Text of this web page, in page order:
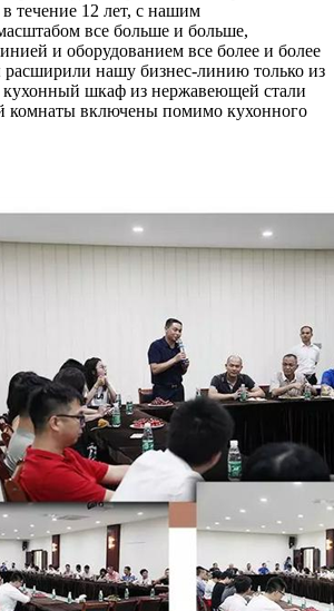
течение 12 лет, с нашим
все больше и больше,
и оборудованием все более и более
нашу бизнес-линию только из
шкаф из нержавеющей стали
включены помимо кухонного